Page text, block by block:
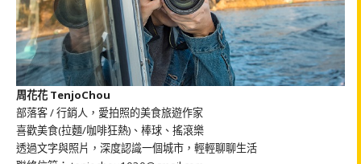
周花花 TenjoChou
部落客 / 行銷人，愛拍照的美食旅遊作家
喜歡美食(拉麵/咖啡狂熱)、棒球、搖滾樂
透過文字與照片，深度認識一個城市，輕輕聊聊生活